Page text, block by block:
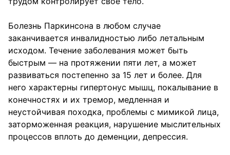
Болезнь Паркинсона в любом случае
заканчивается инвалидностью либо летальным
исходом. Течение заболевания может быть
быстрым — на протяжении пяти лет, а может
развиваться постепенно за 15 лет и более. Для
него характерны гипертонус мышц, покалывание в
конечностях и их тремор, медленная и
неустойчивая походка, проблемы с мимикой лица,
заторможенная реакция, нарушение мыслительных
процессов вплоть до деменции, депрессия.